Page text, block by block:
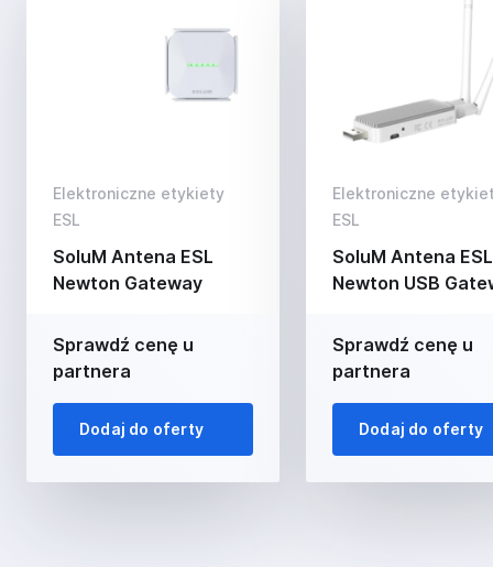
Elektroniczne etykiety
ESL
SoluM Antena ESL
Newton Gateway
Sprawdź cenę u
partnera
Dodaj do oferty
Elektroniczne
ESL
SoluM Antena ESL
Newton USB
Sprawdź cenę u
partnera
Dodaj do oferty